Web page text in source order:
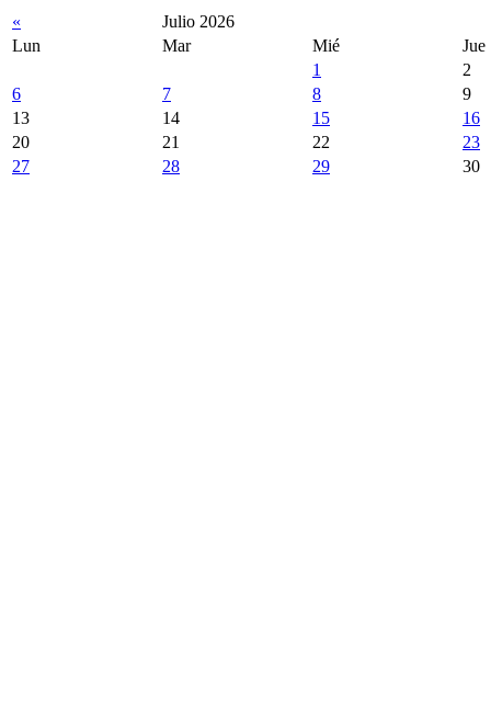
«
Julio 2026
Lun
Mar Mié
Jue
1
2
6
7 8
9
13
14 15
16
20
21 22
23
27
28 29 30